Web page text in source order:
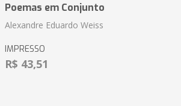
Poemas em Conjunto
Alexandre Eduardo Weiss
IMPRESSO
R$ 43,51